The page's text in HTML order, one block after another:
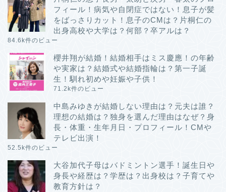
フィール！病気や自閉症ではない！息子が髪
をばっさりカット！息子のCMは？片桐仁の
出身高校や大学は？何部？卒アルは？
84.6k件のビュー
櫻井翔が結婚！結婚相手はミス慶應！の年齢
や実家は？結婚式や結婚指輪は？第一子誕
生！馴れ初めや妊娠や子供！
71.2k件のビュー
中島みゆきが結婚しない理由は？元夫は誰？
理想の結婚は？独身を選んだ理由はなぜ？身
長・体重・生年月日・プロフィール！CMや
テレビ出演！
52.5k件のビュー
大谷加代子母はバドミントン選手！誕生日や
身長や経歴は？学歴は？出身校は？子育てや
教育方針は？